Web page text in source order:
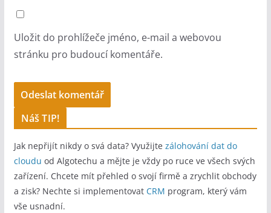
Uložit do prohlížeče jméno, e-mail a webovou
stránku pro budoucí komentáře.
l
t
e
r
n
Náš TIP!
Jak nepřijít nikdy o svá data? Využijte zálohování dat do
cloudu od Algotechu a mějte je vždy po ruce ve všech svých
zařízení. Chcete mít přehled o svojí firmě a zrychlit obchody
a zisk? Nechte si implementovat CRM program, který vám
vše usnadní.